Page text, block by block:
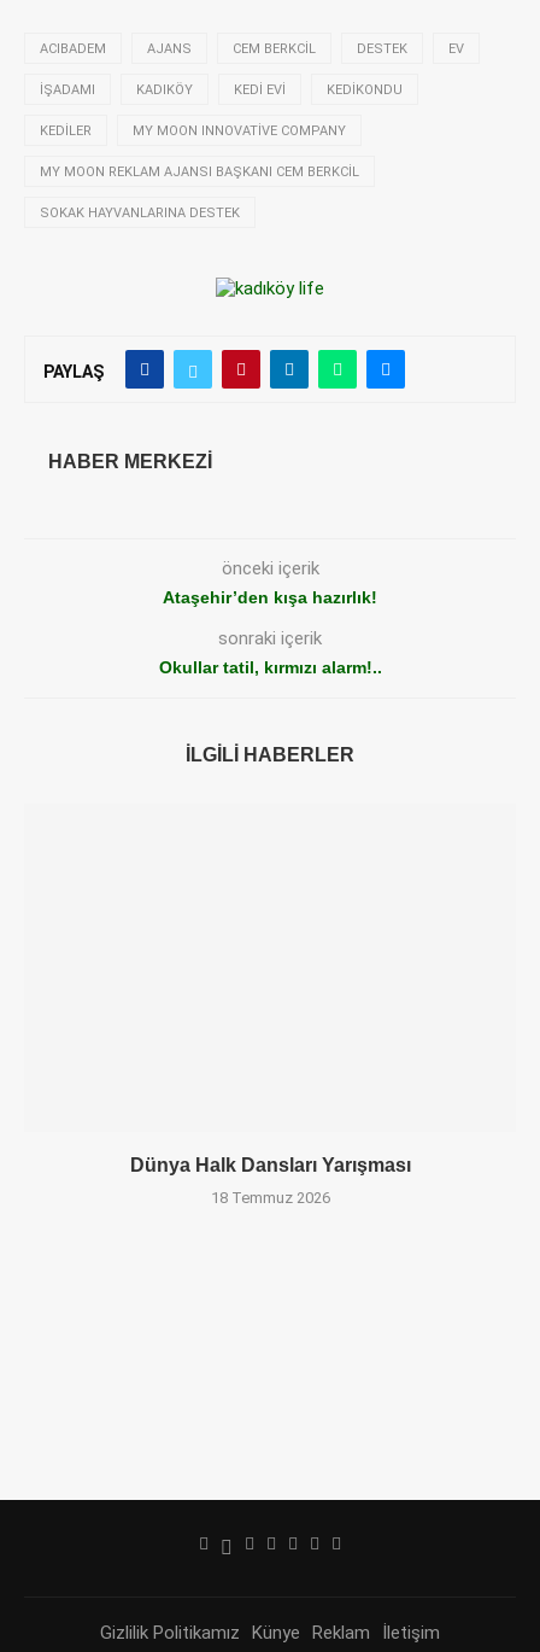
ACIBADEM AJANS CEM BERKCIL DESTEK EV
IŞADAMI KADIKÖY KEDI EVI KEDIKONDU
KEDILER MY MOON INNOVATIVE COMPANY
MY MOON REKLAM AJANSI BAŞKANI CEM BERKCIL
SOKAK HAYVANLARINA DESTEK
PAYLAŞ
HABER MERKEZI
önceki içerik
Ataşehir’den kışa hazırlık!
sonraki içerik
Okullar tatil, kırmızı alarm!..
İLGILI HABERLER
Dünya Halk Dansları Yarışması
18 Temmuz 2026
Gizlilik Politikamız Künye Reklam İletişim